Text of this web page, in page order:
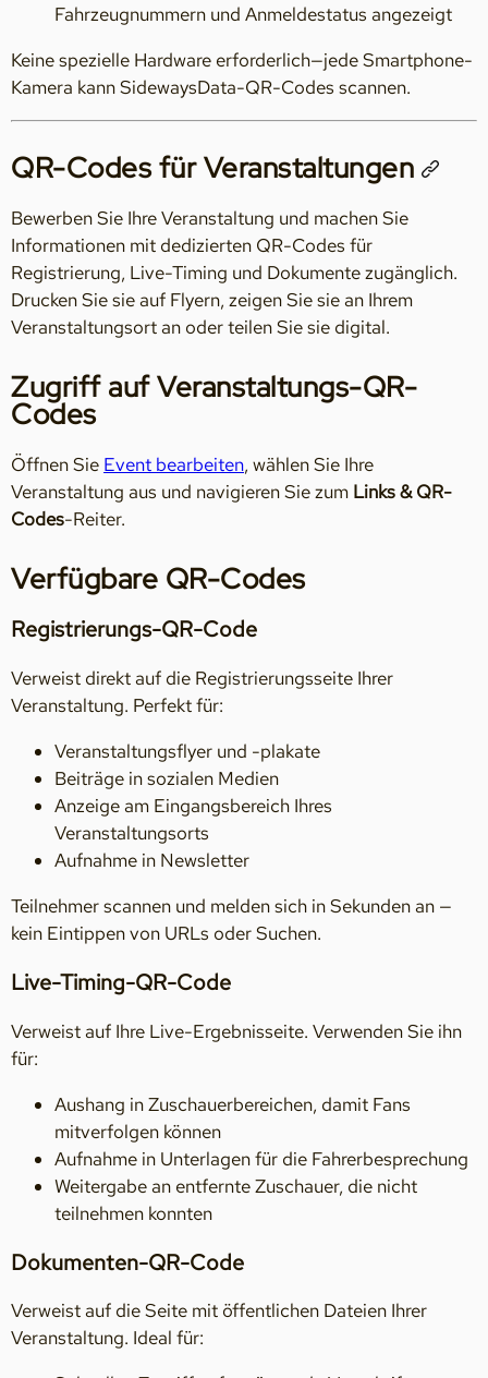
Fahrzeugnummern und Anmeldestatus angezeigt
Keine spezielle Hardware erforderlich—jede Smartphone-
Kamera kann SidewaysData-QR-Codes scannen.
QR-Codes für Veranstaltungen
Bewerben Sie Ihre Veranstaltung und machen Sie
Informationen mit dedizierten QR-Codes für
Registrierung, Live-Timing und Dokumente zugänglich.
Drucken Sie sie auf Flyern, zeigen Sie sie an Ihrem
Veranstaltungsort an oder teilen Sie sie digital.
Zugriff auf Veranstaltungs-QR-
Codes
Öffnen Sie Event bearbeiten, wählen Sie Ihre
Veranstaltung aus und navigieren Sie zum Links & QR-
Codes-Reiter.
Verfügbare QR-Codes
Registrierungs-QR-Code
Verweist direkt auf die Registrierungsseite Ihrer
Veranstaltung. Perfekt für:
Veranstaltungsflyer und -plakate
Beiträge in sozialen Medien
Anzeige am Eingangsbereich Ihres
Veranstaltungsorts
Aufnahme in Newsletter
Teilnehmer scannen und melden sich in Sekunden an —
kein Eintippen von URLs oder Suchen.
Live-Timing-QR-Code
Verweist auf Ihre Live-Ergebnisseite. Verwenden Sie ihn
für:
Aushang in Zuschauerbereichen, damit Fans
mitverfolgen können
Aufnahme in Unterlagen für die Fahrerbesprechung
Weitergabe an entfernte Zuschauer, die nicht
teilnehmen konnten
Dokumenten-QR-Code
Verweist auf die Seite mit öffentlichen Dateien Ihrer
Veranstaltung. Ideal für: